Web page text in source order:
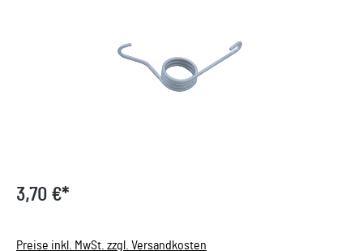
3,70 €*
Preise inkl. MwSt. zzgl. Versandkosten